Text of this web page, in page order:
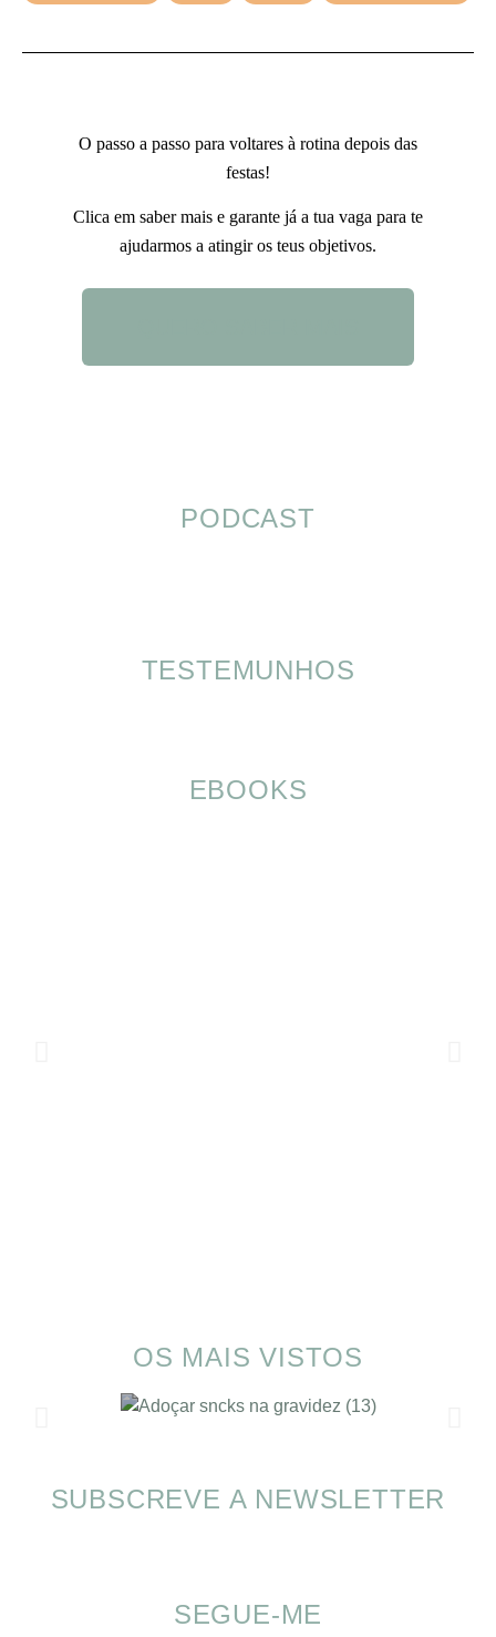
O passo a passo para voltares à rotina depois das
festas!
Clica em saber mais e garante já a tua vaga para te
ajudarmos a atingir os teus objetivos.
PODCAST
TESTEMUNHOS
EBOOKS
OS MAIS VISTOS
Alimentação nas férias com SOMP
SUBSCREVE A NEWSLETTER
SEGUE-ME